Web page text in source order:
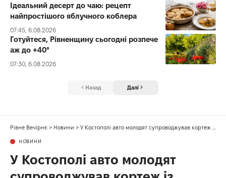
Ідеальний десерт до чаю: рецепт
найпростішого яблучного коблера
07:45, 6.08.2026
Готуйтеся, Рівненщину сьогодні розпече
аж до +40°
07:30, 6.08.2026
Назад Далі
Рівне Вечірнє > Новини > У Костополі авто молодят супроводжував кортеж із вантажівок (ВІДЕО)
НОВИНИ
У Костополі авто молодят